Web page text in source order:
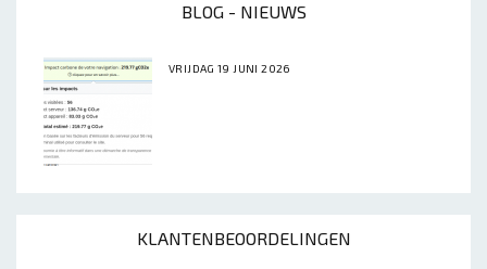
BLOG - NIEUWS
VRIJDAG 19 JUNI 2026
KLANTENBEOORDELINGEN